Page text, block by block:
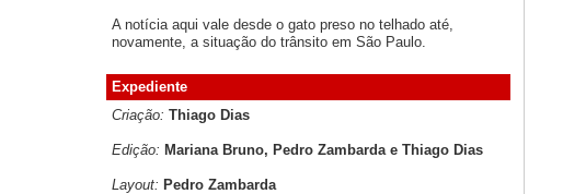
A notícia aqui vale desde o gato preso no telhado até,
novamente, a situação do trânsito em São Paulo.
Expediente
Criação: Thiago Dias
Edição: Mariana Bruno, Pedro Zambarda e Thiago Dias
Layout: Pedro Zambarda